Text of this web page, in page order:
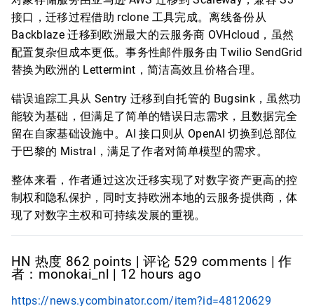
接口，迁移过程借助 rclone 工具完成。离线备份从
Backblaze 迁移到欧洲最大的云服务商 OVHcloud，虽然
配置复杂但成本更低。事务性邮件服务由 Twilio SendGrid
替换为欧洲的 Lettermint，简洁高效且价格合理。
错误追踪工具从 Sentry 迁移到自托管的 Bugsink，虽然功
能较为基础，但满足了简单的错误日志需求，且数据完全
留在自家基础设施中。AI 接口则从 OpenAI 切换到总部位
于巴黎的 Mistral，满足了作者对简单模型的需求。
整体来看，作者通过这次迁移实现了对数字资产更高的控
制权和隐私保护，同时支持欧洲本地的云服务提供商，体
现了对数字主权和可持续发展的重视。
HN 热度 862 points | 评论 529 comments | 作
者：monokai_nl | 12 hours ago
https://news.ycombinator.com/item?id=48120629